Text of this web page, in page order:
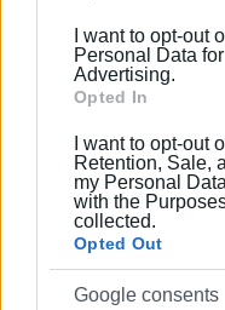
section.
I want to opt-out
Personal Data
Advertising.
Opted In
I want to opt-out
Retention, Sale,
my Personal
with the
collected.
Opted Out
Google consents
Εμφανίσεις: 231